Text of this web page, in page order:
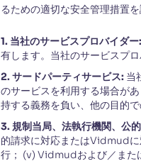
るための適切な安全管理措置
1. 当社のサービスプロバイダー:
有します。当社のサービスプ
2. サードパーティサービス:当
のサービスを利用する場合が
持する義務を負い、他の目的
3. 規制当局、法執行機関、公
的請求に対応またはVidmudに
行； (v) Vidmudおよび／また